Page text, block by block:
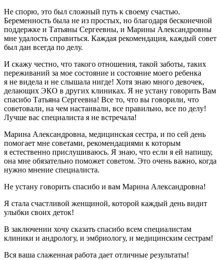
Не спорю, это был сложный путь к своему счастью.
Беременность была не из простых, но благодаря бесконечной
поддержке и Татьяны Сергеевны, и Марины Александровны
мне удалость справиться. Каждая рекомендация, каждый совет
был дан всегда по делу.
И скажу честно, что такого отношения, такой заботы, таких
переживаний за мое состояние и состояние моего ребенка
я не видела и не слышала нигде! Хотя знаю много девочек,
делающих ЭКО в других клиниках. Я не устану говорить Вам
спасибо Татьяна Сергеевна! Все то, что вы говорили, что
советовали, на чем настаивали, все правильно, все по делу!
Лучше вас специалиста я не встречала!
Марина Александровна, медицинская сестра, и по сей день
помогает мне советами, рекомендациями к которым
я естественно прислушиваюсь. Я знаю, что если я ей напишу,
она мне обязательно поможет советом. Это очень важно, когда
нужно мнение специалиста.
Не устану говорить спасибо и вам Марина Александровна!
Я стала счастливой женщиной, которой каждый день видит
улыбки своих деток!
В заключении хочу сказать спасибо всем специалистам
клиники и андрологу, и эмбриологу, и медицинским сестрам!
Вся ваша слаженная работа дает отличные результаты!